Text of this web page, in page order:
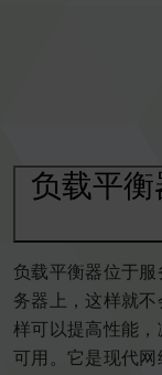
负载平
负载平衡器位于
务器上，这样就
样可以提高性能
可用。它是现代网